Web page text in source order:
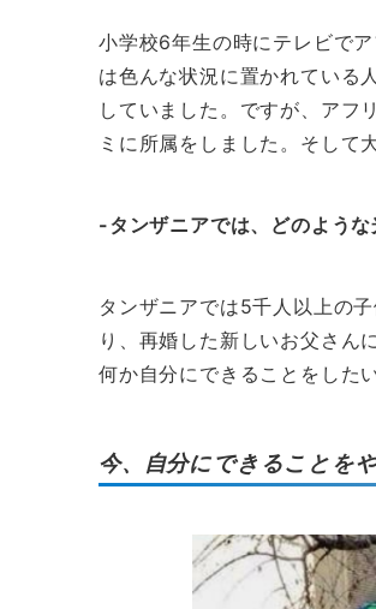
小学校6年生の時にテレビで
は色んな状況に置かれている
していました。ですが、アフ
ミに所属をしました。そして
-タンザニアでは、どのような
タンザニアでは5千人以上の
り、再婚した新しいお父さん
何か自分にできることをした
今、自分にできることを